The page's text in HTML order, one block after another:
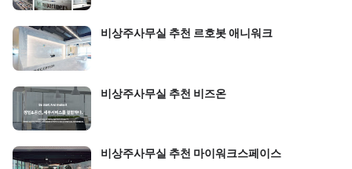
비상주사무실 추천 르호봇 애니워크
비상주사무실 추천 비즈온
비상주사무실 추천 마이워크스페이스